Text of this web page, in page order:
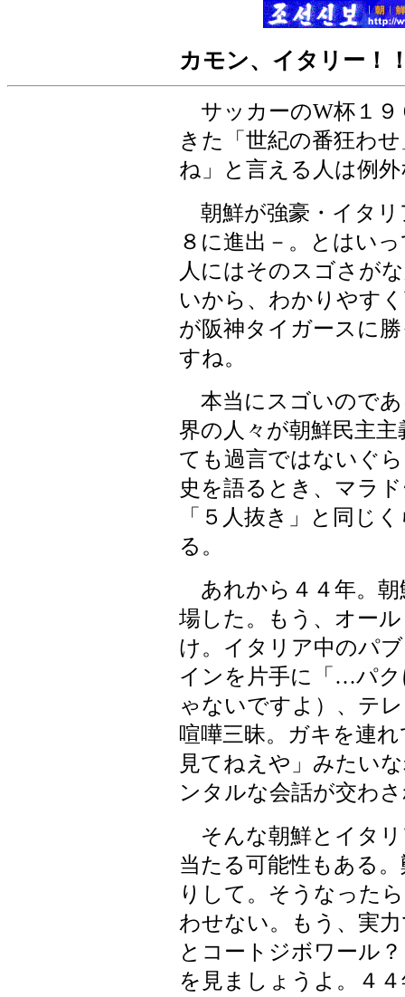
カモン、イタリー！
サッカーのW杯１９
きた「世紀の番狂わ
ね」と言える人は例
朝鮮が強豪・イタリ
８に進出－。とはい
人にはそのスゴさが
いから、わかりやす
が阪神タイガースに
すね。
本当にスゴいのであ
界の人々が朝鮮民主
ても過言ではないぐ
史を語るとき、マラ
「５人抜き」と同じ
る。
あれから４４年。朝
場した。もう、オー
け。イタリア中のパ
インを片手に「…パ
ゃないですよ）、テ
喧嘩三昧。ガキを連
見てねえや」みたい
ンタルな会話が交わ
そんな朝鮮とイタ
当たる可能性もある
りして。そうなった
わせない。もう、実
とコートジボワール
を見ましょうよ。４